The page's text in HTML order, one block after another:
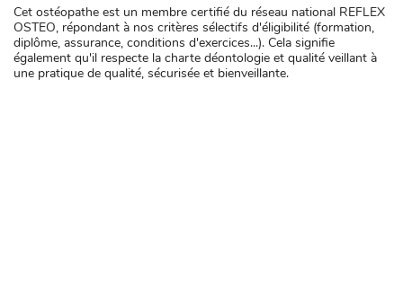
Cet ostéopathe est un membre certifié du réseau national REFLEX
OSTEO, répondant à nos critères sélectifs d'éligibilité (formation,
diplôme, assurance, conditions d'exercices...). Cela signifie
également qu'il respecte la charte déontologie et qualité veillant à
une pratique de qualité, sécurisée et bienveillante.